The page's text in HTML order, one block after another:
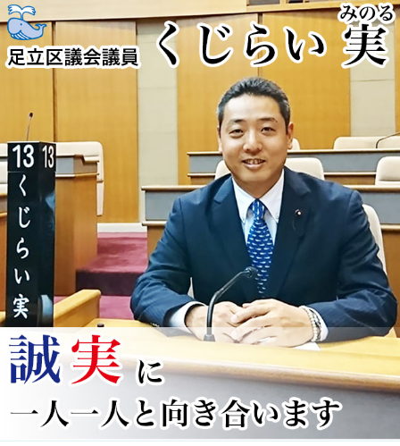
コ
ン
テ
ス
キ
ッ
プ
くじらい実
足立区を全力疾走！！